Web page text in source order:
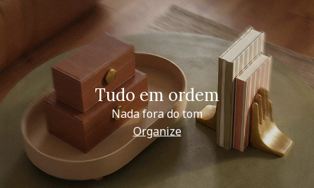
Tudo em ordem
Nada fora do tom
Organize